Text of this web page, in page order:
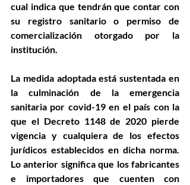
cual indica que tendrán que contar con
su registro sanitario o permiso de
comercialización otorgado por la
institución.
La medida adoptada está sustentada en
la culminación de la emergencia
sanitaria por covid-19 en el país con la
que el Decreto 1148 de 2020 pierde
vigencia y cualquiera de los efectos
jurídicos establecidos en dicha norma.
Lo anterior significa que los fabricantes
e importadores que cuenten con